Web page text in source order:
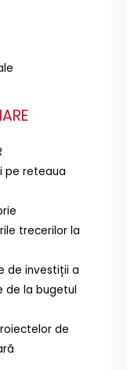
pe reteaua
trecerilor la
de investiții a
de la bugetul
de